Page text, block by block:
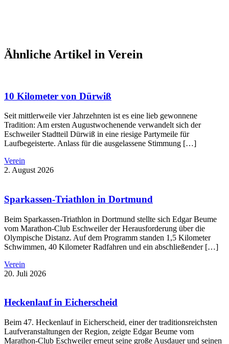
Ähnliche Artikel in Verein
10 Kilometer von Dürwiß
Seit mittlerweile vier Jahrzehnten ist es eine lieb gewonnene
Tradition: Am ersten Augustwochenende verwandelt sich der
Eschweiler Stadtteil Dürwiß in eine riesige Partymeile für
Laufbegeisterte. Anlass für die ausgelassene Stimmung […]
Verein
2. August 2026
Sparkassen-Triathlon in Dortmund
Beim Sparkassen-Triathlon in Dortmund stellte sich Edgar Beume
vom Marathon-Club Eschweiler der Herausforderung über die
Olympische Distanz. Auf dem Programm standen 1,5 Kilometer
Schwimmen, 40 Kilometer Radfahren und ein abschließender […]
Verein
20. Juli 2026
Heckenlauf in Eicherscheid
Beim 47. Heckenlauf in Eicherscheid, einer der traditionsreichsten
Laufveranstaltungen der Region, zeigte Edgar Beume vom
Marathon-Club Eschweiler erneut seine große Ausdauer und seinen